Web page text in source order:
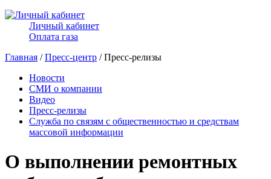
Личный кабинет
Оплата газа
Главная /Пресс-центр / Пресс-релизы
Новости
СМИ о компании
Видео
Пресс-релизы
Служба по связям с общественностью и средствам
массовой информации
О выполнении ремонтных